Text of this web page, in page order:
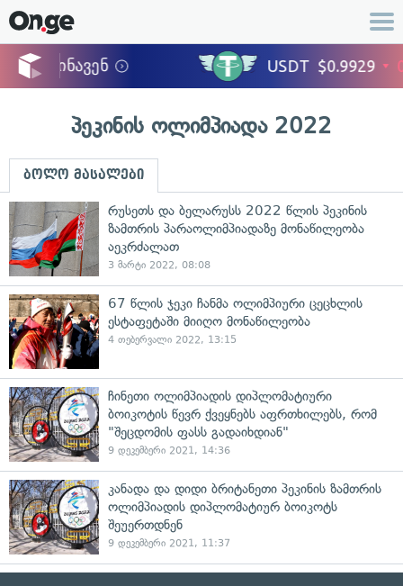
პეკინის ოლიმპიადა 2022
ბოლო მასალები
რუსეთს და ბელარუსს 2022 წლის პეკინის
ზამთრის პარაოლიმპიადაზე მონაწილეობა
აეკრძალათ
3 მარტი 2022, 08:08
67 წლის ჯეკი ჩანმა ოლიმპიური ცეცხლის
ესტაფეტაში მიიღო მონაწილეობა
4 თებერვალი 2022, 13:15
ჩინეთი ოლიმპიადის დიპლომატიური
ბოიკოტის წევრ ქვეყნებს აფრთხილებს, რომ
"შეცდომის ფასს გადაიხდიან"
9 დეკემბერი 2021, 14:36
კანადა და დიდი ბრიტანეთი პეკინის ზამთრის
ოლიმპიადის დიპლომატიურ ბოიკოტს
შეუერთდნენ
9 დეკემბერი 2021, 11:37